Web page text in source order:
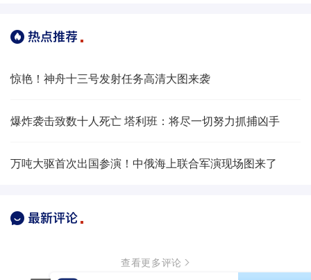
惊艳！神舟十三号发射任务高清大图来袭
爆炸袭击致数十人死亡 塔利班：将尽一切努力抓捕凶手
万吨大驱首次出国参演！中俄海上联合军演现场图来了
查看更多评论